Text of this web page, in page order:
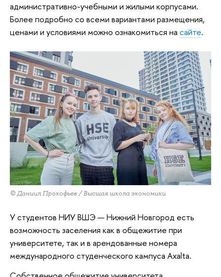
административно-учебными и жилыми корпусами.
Более подробно со всеми вариантами размещения,
ценами и условиями можно ознакомиться на сайте.
© Даниил Прокофьев / Высшая школа экономики
У студентов НИУ ВШЭ — Нижний Новгород есть
возможность заселения как в общежитие при
университете, так и в арендованные номера
международного студенческого кампуса Axalta.